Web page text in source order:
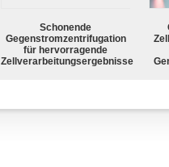
Schonende
Gegenstromzentrifugation
für hervorragende
Zellverarbeitungsergebnisse